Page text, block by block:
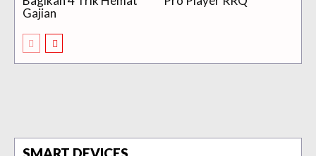
Gajian